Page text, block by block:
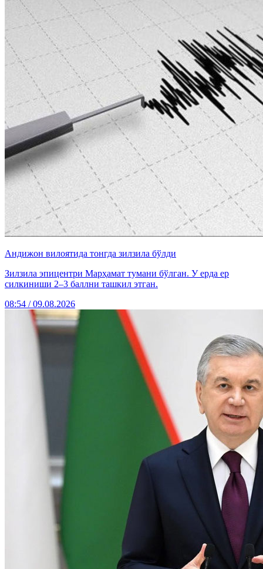
Андижон вилоятида тонгда зилзила бўлди
Зилзила эпицентри Марҳамат тумани бўлган. У ерда ер
силкиниши 2–3 баллни ташкил этган.
08:54 / 09.08.2026